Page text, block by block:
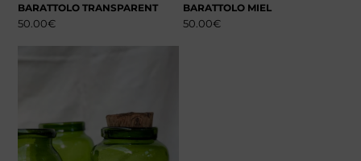
BARATTOLO TRANSPARENT
50.00€
BARATTOLO MIEL
50.00€